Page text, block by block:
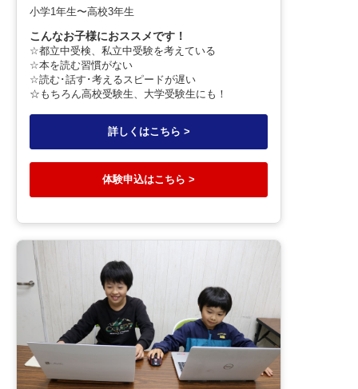
小学1年生〜高校3年生
こんなお子様におススメです！
☆都立中受検、私立中受験を考えている
☆本を読む習慣がない
☆読む･話す･考えるスピードが遅い
☆もちろん高校受験生、大学受験生にも！
詳しくはこちら >
体験申込はこちら >